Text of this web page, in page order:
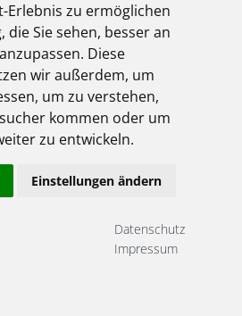
Erlebnis zu ermöglichen
die Sie sehen, besser an
Diese
wir außerdem, um
um zu verstehen,
kommen oder um
zu entwickeln.
Einstellungen ändern
Datenschutz
Impressum